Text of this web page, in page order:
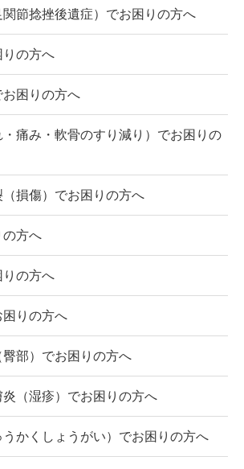
関節捻挫後遺症）でお困りの方へ
りの方へ
困りの方へ
痛み・軟骨のすり減り）でお困りの
損傷）でお困りの方へ
の方へ
りの方へ
困りの方へ
部）でお困りの方へ
（湿疹）でお困りの方へ
かくしょうがい）でお困りの方へ